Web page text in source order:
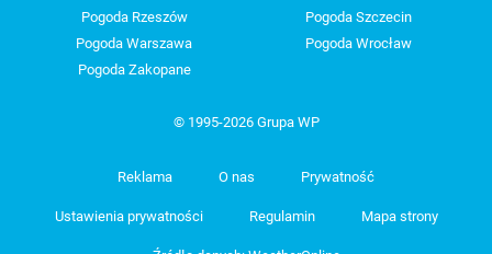
Pogoda Rzeszów
Pogoda Szczecin
Pogoda Warszawa
Pogoda Wrocław
Pogoda Zakopane
© 1995-2026 Grupa WP
Reklama O nas Prywatność
Ustawienia prywatności Regulamin Mapa strony